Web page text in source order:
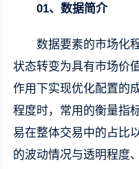
01、数据简介
数据要素的市场化
状态转变为具有市场价
作用下实现优化配置的
程度时，常用的衡量指
易在整体交易中的占比
的波动情况与透明程度